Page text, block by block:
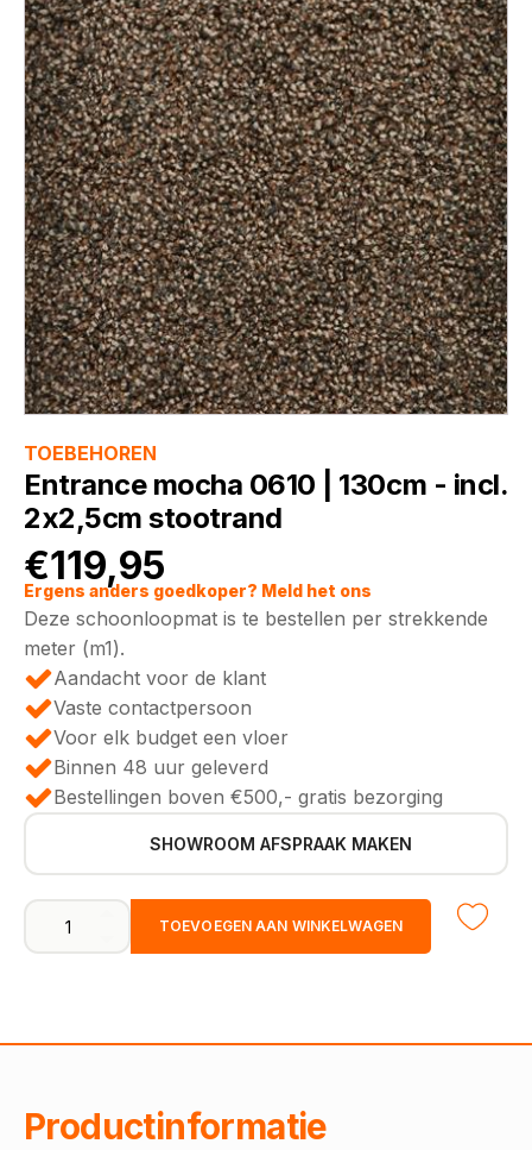
TOEBEHOREN
Entrance mocha 0610 | 130cm - incl.
2x2,5cm stootrand
€119,95
Ergens anders goedkoper? Meld het ons
Deze schoonloopmat is te bestellen per strekkende
meter (m1).
Aandacht voor de klant
Vaste contactpersoon
Voor elk budget een vloer
Binnen 48 uur geleverd
Bestellingen boven €500,- gratis bezorging
SHOWROOM AFSPRAAK MAKEN
Entrance
mocha
aantal
TOEVOEGEN AAN WINKELWAGEN
Productinformatie